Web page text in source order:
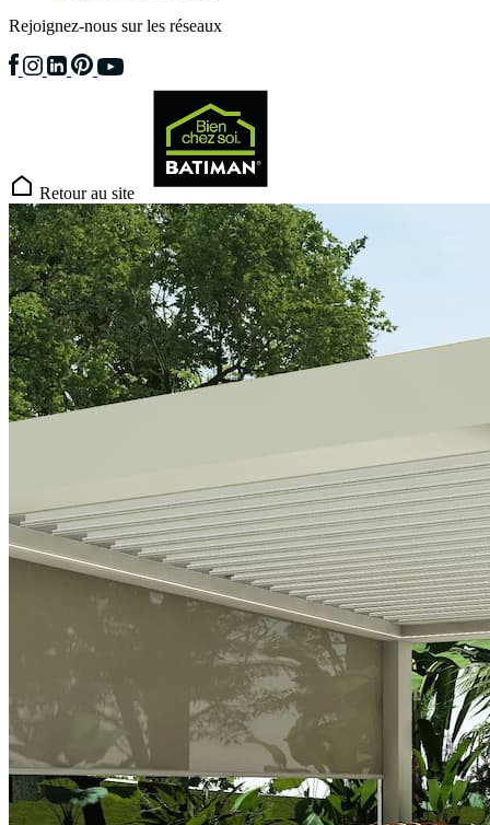
Rejoignez-nous sur les réseaux
Retour au site